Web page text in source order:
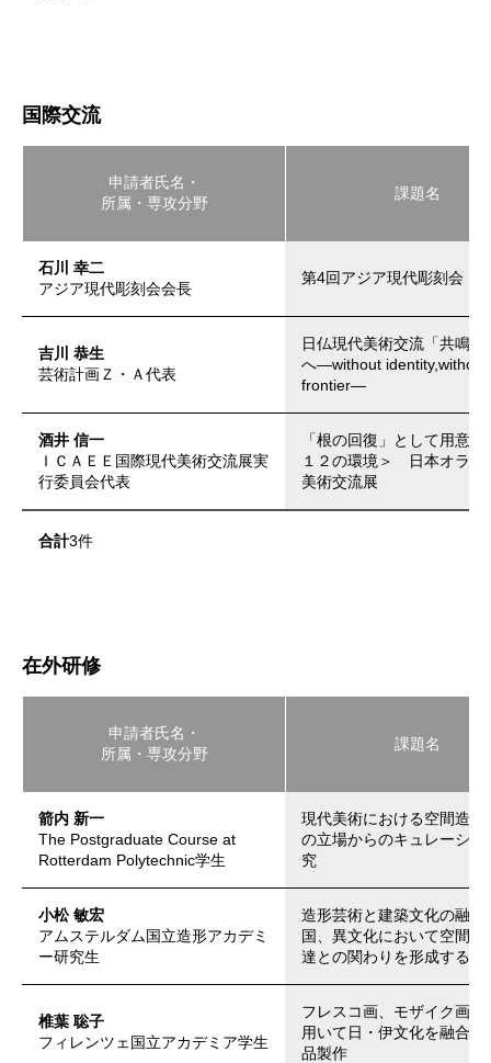
国際交流
申請者氏名・
所属・専攻分野
課題名
石川 幸二
アジア現代彫刻会会長
第4回アジア現代彫刻会・
吉川 恭生
芸術計画Ｚ・Ａ代表
日仏現代美術交流「共鳴す
へ―without identity,without
frontier―
酒井 信一
ＩＣＡＥＥ国際現代美術交流展実
行委員会代表
「根の回復」として用意さ
１２の環境＞ 日本オラン
美術交流展
合計3件
在外研修
申請者氏名・
所属・専攻分野
課題名
箭内 新一
The Postgraduate Course at
Rotterdam Polytechnic学生
現代美術における空間造形
の立場からのキュレーショ
究
小松 敏宏
アムステルダム国立造形アカデミ
ー研究生
造形芸術と建築文化の融合
国、異文化において空間造
達との関わりを形成するこ
椎葉 聡子
フィレンツェ国立アカデミア学生
フレスコ画、モザイク画の
用いて日・伊文化を融合さ
品製作